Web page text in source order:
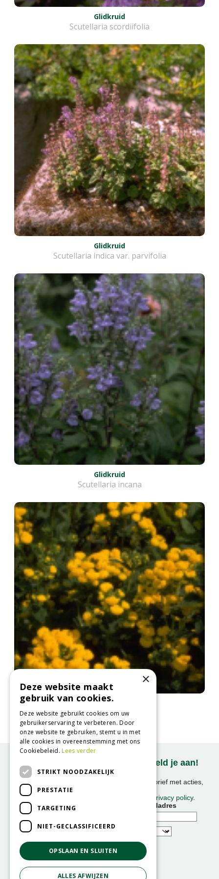
Glidkruid
Scutellaria scordiifolia
Glidkruid
Scutellaria indica var. parvifolia
Glidkruid
Scutellaria incana
Pantoffelplant
Calceolaria 'Sunshine'
Onze nieuwsbrief ontvangen? Meld je aan!
Ontvang ongeveer 1x per week onze nieuwsbrief met acties,
We slaan uw gegevens op conform onze
privacy policy.
Voornaam
E-mailadres
×
Deze website maakt
gebruik van cookies.
Deze website gebruikt cookies om uw
gebruikerservaring te verbeteren. Door
onze website te gebruiken, stemt u in met
alle cookies in overeenstemming met ons
Cookiebeleid.Lees verder
STRIKT NOODZAKELIJK
PRESTATIE
TARGETING
NIET-GECLASSIFICEERD
OPSLAAN EN SLUITEN
ALLES AFWIJZEN